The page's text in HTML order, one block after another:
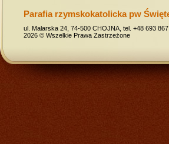
Parafia rzymskokatolicka pw
ul. Malarska 24, 74-500 CHOJNA, tel. +48 693
2026 © Wszelkie Prawa Zastrzeżone